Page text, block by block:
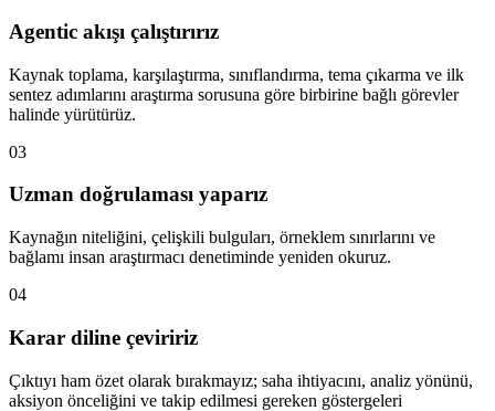
Agentic akışı çalıştırırız
Kaynak toplama, karşılaştırma, sınıflandırma, tema çıkarma ve ilk
sentez adımlarını araştırma sorusuna göre birbirine bağlı görevler
halinde yürütürüz.
03
Uzman doğrulaması yaparız
Kaynağın niteliğini, çelişkili bulguları, örneklem sınırlarını ve
bağlamı insan araştırmacı denetiminde yeniden okuruz.
04
Karar diline çeviririz
Çıktıyı ham özet olarak bırakmayız; saha ihtiyacını, analiz yönünü,
aksiyon önceliğini ve takip edilmesi gereken göstergeleri